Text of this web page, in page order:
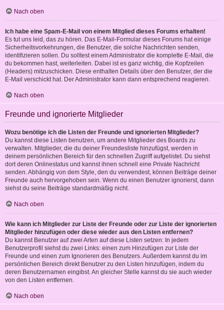
Nach oben
Ich habe eine Spam-E-Mail von einem Mitglied dieses Forums erhalten!
Es tut uns leid, das zu hören. Das E-Mail-Formular dieses Forums hat einige
Sicherheitsvorkehrungen, die Benutzer, die solche Nachrichten senden,
identifizieren sollen. Du solltest einem Administrator die komplette E-Mail, die
du bekommen hast, weiterleiten. Dabei ist es ganz wichtig, die Kopfzeilen
(Headers) mitzuschicken. Diese enthalten Details über den Benutzer, der die
E-Mail verschickt hat. Der Administrator kann dann entsprechend reagieren.
Nach oben
Freunde und ignorierte Mitglieder
Wozu benötige ich die Listen der Freunde und ignorierten Mitglieder?
Du kannst diese Listen benutzen, um andere Mitglieder des Boards zu
verwalten. Mitglieder, die du deiner Freundesliste hinzufügst, werden in
deinem persönlichen Bereich für den schnellen Zugriff aufgelistet. Du siehst
dort deren Onlinestatus und kannst ihnen schnell eine Private Nachricht
senden. Abhängig von dem Style, den du verwendest, können Beiträge deiner
Freunde auch hervorgehoben sein. Wenn du einen Benutzer ignorierst, dann
siehst du seine Beiträge standardmäßig nicht.
Nach oben
Wie kann ich Mitglieder zur Liste der Freunde oder zur Liste der ignorierten
Mitglieder hinzufügen oder diese wieder aus den Listen entfernen?
Du kannst Benutzer auf zwei Arten auf diese Listen setzen: In jedem
Benutzerprofil siehst du zwei Links: einen zum Hinzufügen zur Liste der
Freunde und einen zum Ignorieren des Benutzers. Außerdem kannst du im
persönlichen Bereich direkt Benutzer zu den Listen hinzufügen, indem du
deren Benutzernamen eingibst. An gleicher Stelle kannst du sie auch wieder
von den Listen entfernen.
Nach oben